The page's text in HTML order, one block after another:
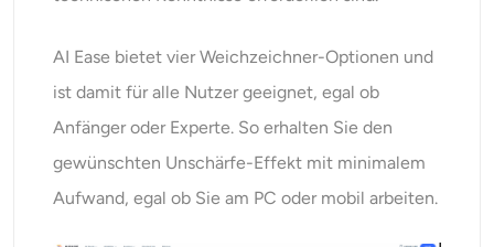
AI Ease bietet vier Weichzeichner-Optionen und
ist damit für alle Nutzer geeignet, egal ob
Anfänger oder Experte. So erhalten Sie den
gewünschten Unschärfe-Effekt mit minimalem
Aufwand, egal ob Sie am PC oder mobil arbeiten.